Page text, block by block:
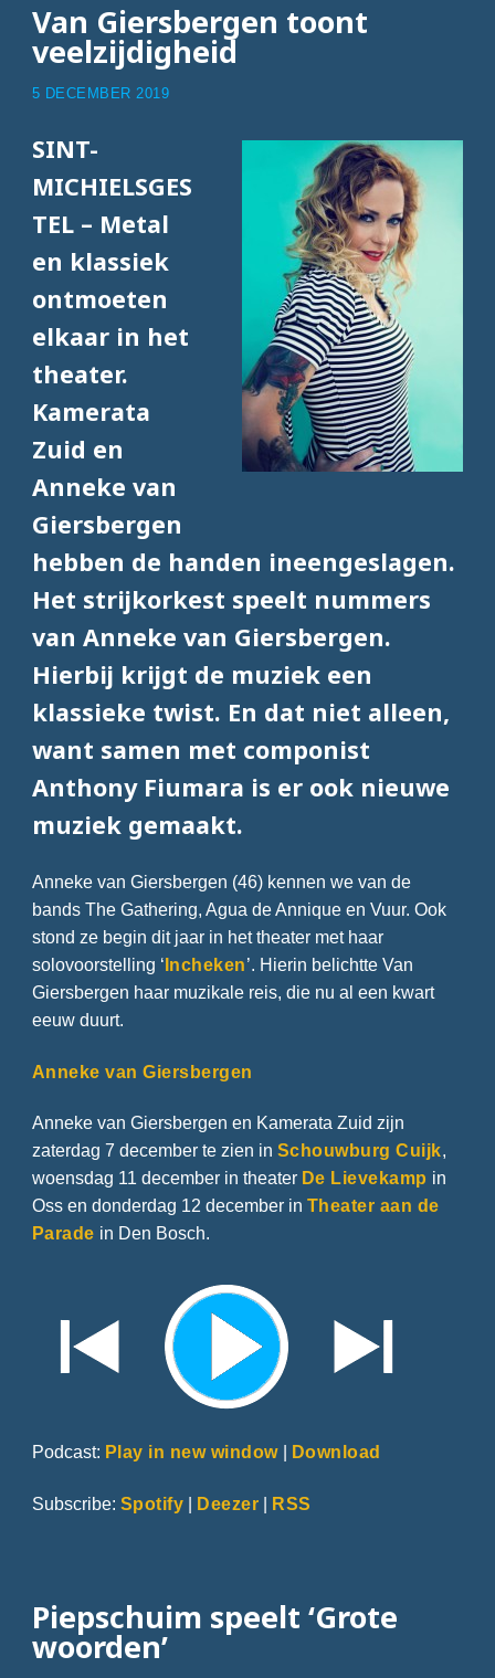
Van Giersbergen toont
veelzijdigheid
5 DECEMBER 2019
SINT-
MICHIELSGES
TEL – Metal
en klassiek
ontmoeten
elkaar in het
theater.
Kamerata
Zuid en
Anneke van
Giersbergen
hebben de handen ineengeslagen.
Het strijkorkest speelt nummers
van Anneke van Giersbergen.
Hierbij krijgt de muziek een
klassieke twist. En dat niet alleen,
want samen met componist
Anthony Fiumara is er ook nieuwe
muziek gemaakt.
Anneke van Giersbergen (46) kennen we van de
bands The Gathering, Agua de Annique en Vuur. Ook
stond ze begin dit jaar in het theater met haar
solovoorstelling ‘Incheken’. Hierin belichtte Van
Giersbergen haar muzikale reis, die nu al een kwart
eeuw duurt.
Anneke van Giersbergen
Anneke van Giersbergen en Kamerata Zuid zijn
zaterdag 7 december te zien in Schouwburg Cuijk,
woensdag 11 december in theater De Lievekamp in
Oss en donderdag 12 december in Theater aan de
Parade in Den Bosch.
Podcast: Play in new window| Download
Subscribe: Spotify | Deezer | RSS
Piepschuim speelt ‘Grote
woorden’